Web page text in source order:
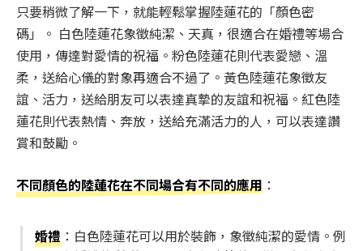
只要稍微了解一下，就能輕鬆掌握陸蓮花的「顏色密
碼」。 白色陸蓮花象徵純潔、天真，很適合在婚禮等場合
使用，傳達對愛情的祝福。粉色陸蓮花則代表愛戀、溫
柔，送給心儀的對象再適合不過了。黃色陸蓮花象徵友
誼、活力，送給朋友可以表達真摯的友誼和祝福。紅色陸
蓮花則代表熱情、奔放，送給充滿活力的人，可以表達讚
賞和鼓勵。
不同顏色的陸蓮花在不同場合有不同的應用 ：
婚禮 ：白色陸蓮花可以用於裝飾，象徵純潔的愛情。例